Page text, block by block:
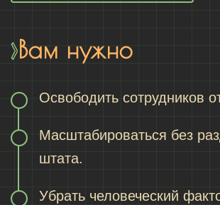
Вам нужно
Освободить сотрудников
Масштабироваться без
штата.
Убрать человеческий